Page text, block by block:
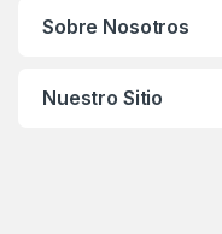
Sobre Nosotros
Nuestro Sitio